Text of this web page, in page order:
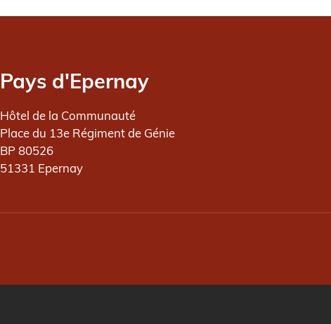
Pays d'Epernay
Hôtel de la Communauté
Place du 13e Régiment de Génie
BP 80526
51331 Epernay